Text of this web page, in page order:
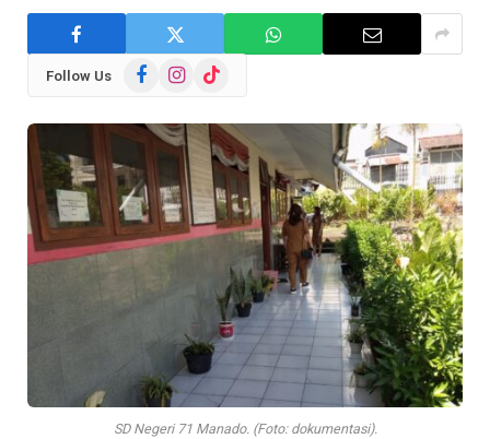
Follow Us FacebookInstagram
TikTok
SD Negeri 71 Manado. (Foto: dokumentasi).